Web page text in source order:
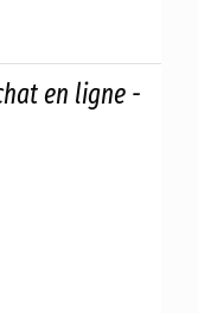
en ligne -